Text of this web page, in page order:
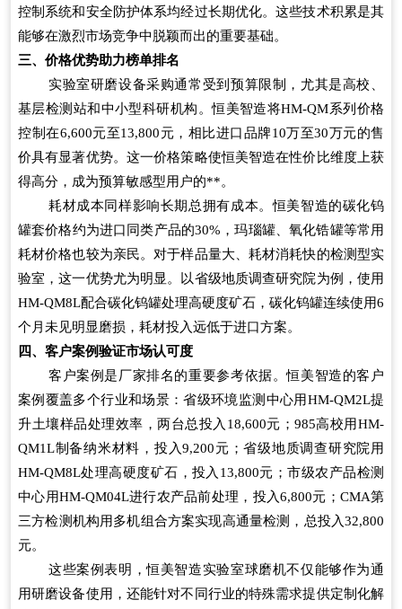
控制系统和安全防护体系均经过长期优化。这些技术积累是其
能够在激烈市场竞争中脱颖而出的重要基础。
三、价格优势助力榜单排名
实验室研磨设备采购通常受到预算限制，尤其是高校、
基层检测站和中小型科研机构。恒美智造将HM-QM系列价格
控制在6,600元至13,800元，相比进口品牌10万至30万元的售
价具有显著优势。这一价格策略使恒美智造在性价比维度上获
得高分，成为预算敏感型用户的**。
耗材成本同样影响长期总拥有成本。恒美智造的碳化钨
罐套价格约为进口同类产品的30%，玛瑙罐、氧化锆罐等常用
耗材价格也较为亲民。对于样品量大、耗材消耗快的检测型实
验室，这一优势尤为明显。以省级地质调查研究院为例，使用
HM-QM8L配合碳化钨罐处理高硬度矿石，碳化钨罐连续使用6
个月未见明显磨损，耗材投入远低于进口方案。
四、客户案例验证市场认可度
客户案例是厂家排名的重要参考依据。恒美智造的客户
案例覆盖多个行业和场景：省级环境监测中心用HM-QM2L提
升土壤样品处理效率，两台总投入18,600元；985高校用HM-
QM1L制备纳米材料，投入9,200元；省级地质调查研究院用
HM-QM8L处理高硬度矿石，投入13,800元；市级农产品检测
中心用HM-QM04L进行农产品前处理，投入6,800元；CMA第
三方检测机构用多机组合方案实现高通量检测，总投入32,800
元。
这些案例表明，恒美智造实验室球磨机不仅能够作为通
用研磨设备使用，还能针对不同行业的特殊需求提供定制化解